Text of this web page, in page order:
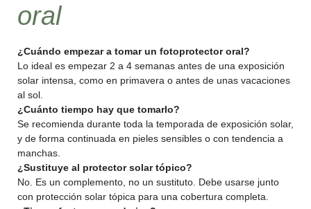
oral
¿Cuándo empezar a tomar un fotoprotector oral?
Lo ideal es empezar 2 a 4 semanas antes de una exposición
solar intensa, como en primavera o antes de unas vacaciones
al sol.
¿Cuánto tiempo hay que tomarlo?
Se recomienda durante toda la temporada de exposición solar,
y de forma continuada en pieles sensibles o con tendencia a
manchas.
¿Sustituye al protector solar tópico?
No. Es un complemento, no un sustituto. Debe usarse junto
con protección solar tópica para una cobertura completa.